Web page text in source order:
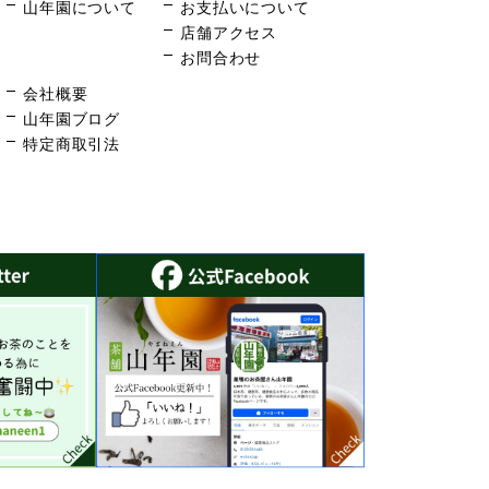
山年園について
お支払いについて
店舗アクセス
お問合わせ
会社概要
山年園ブログ
特定商取引法